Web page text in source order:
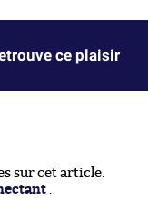
ce plaisir
sur cet article.